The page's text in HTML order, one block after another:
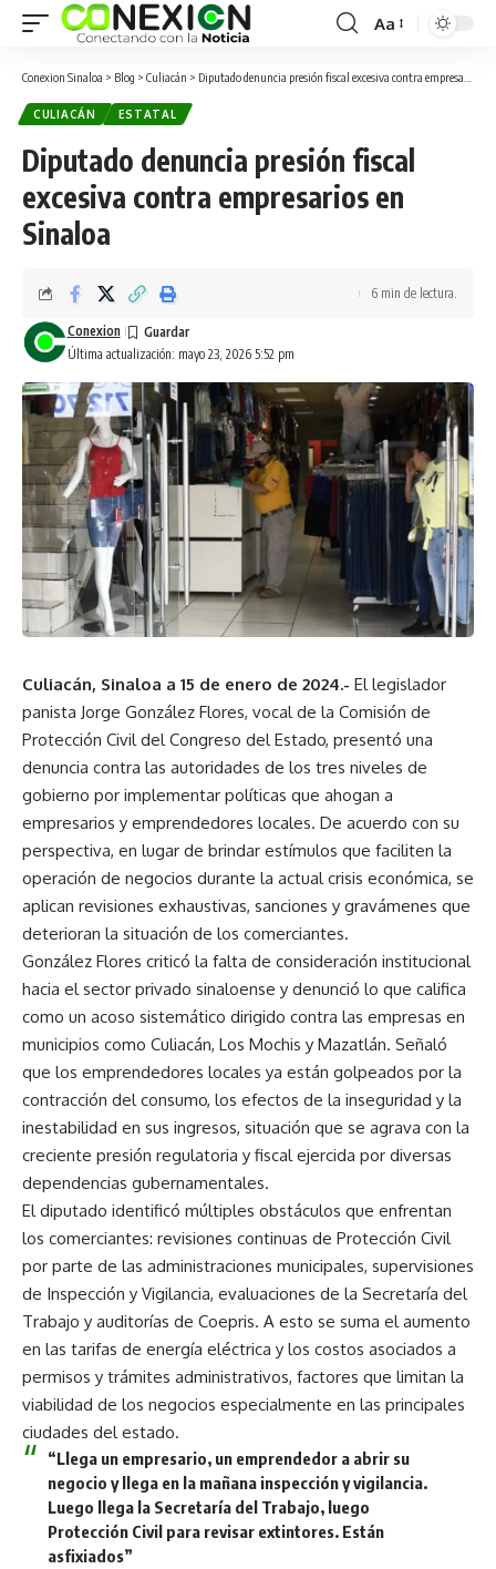
Aa
Conexion Sinaloa > Blog > Culiacán > Diputado denuncia presión fiscal excesiva contra empresarios en Sinaloa
CULIACÁN ESTATAL
Diputado denuncia presión fiscal
excesiva contra empresarios en
Sinaloa
Última actualización: mayo 23, 2026 5:52 pm
Conexion
6 min de lectura.
Culiacán, Sinaloa a 15 de enero de 2024.- El legislador
panista Jorge González Flores, vocal de la Comisión de
Protección Civil del Congreso del Estado, presentó una
denuncia contra las autoridades de los tres niveles de
gobierno por implementar políticas que ahogan a
empresarios y emprendedores locales. De acuerdo con su
perspectiva, en lugar de brindar estímulos que faciliten la
operación de negocios durante la actual crisis económica, se
aplican revisiones exhaustivas, sanciones y gravámenes que
deterioran la situación de los comerciantes.
González Flores criticó la falta de consideración institucional
hacia el sector privado sinaloense y denunció lo que califica
como un acoso sistemático dirigido contra las empresas en
municipios como Culiacán, Los Mochis y Mazatlán. Señaló
que los emprendedores locales ya están golpeados por la
contracción del consumo, los efectos de la inseguridad y la
inestabilidad en sus ingresos, situación que se agrava con la
creciente presión regulatoria y fiscal ejercida por diversas
dependencias gubernamentales.
El diputado identificó múltiples obstáculos que enfrentan
los comerciantes: revisiones continuas de Protección Civil
por parte de las administraciones municipales, supervisiones
de Inspección y Vigilancia, evaluaciones de la Secretaría del
Trabajo y auditorías de Coepris. A esto se suma el aumento
en las tarifas de energía eléctrica y los costos asociados a
permisos y trámites administrativos, factores que limitan la
viabilidad de los negocios especialmente en las principales
ciudades del estado.
“Llega un empresario, un emprendedor a abrir su
negocio y llega en la mañana inspección y vigilancia.
Luego llega la Secretaría del Trabajo, luego
Protección Civil para revisar extintores. Están
asfixiados”